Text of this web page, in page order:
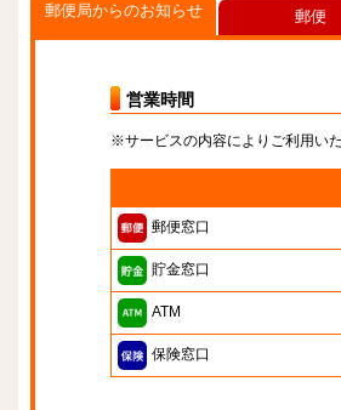
郵便局からのお知らせ
営業時間
※サービスの内容によりご利用い
郵便窓口
貯金窓口
ATM
保険窓口
郵便